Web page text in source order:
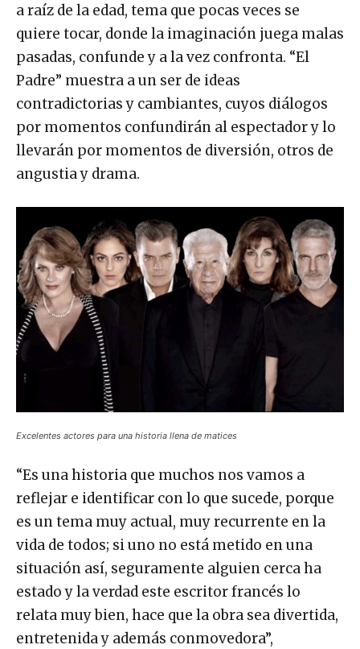
a raíz de la edad, tema que pocas veces se
quiere tocar, donde la imaginación juega malas
pasadas, confunde y a la vez confronta. “El
Padre” muestra a un ser de ideas
contradictorias y cambiantes, cuyos diálogos
por momentos confundirán al espectador y lo
llevarán por momentos de diversión, otros de
angustia y drama.
Excelentes actores para una historia llena de matices
“Es una historia que muchos nos vamos a
reflejar e identificar con lo que sucede, porque
es un tema muy actual, muy recurrente en la
vida de todos; si uno no está metido en una
situación así, seguramente alguien cerca ha
estado y la verdad este escritor francés lo
relata muy bien, hace que la obra sea divertida,
entretenida y además conmovedora”,